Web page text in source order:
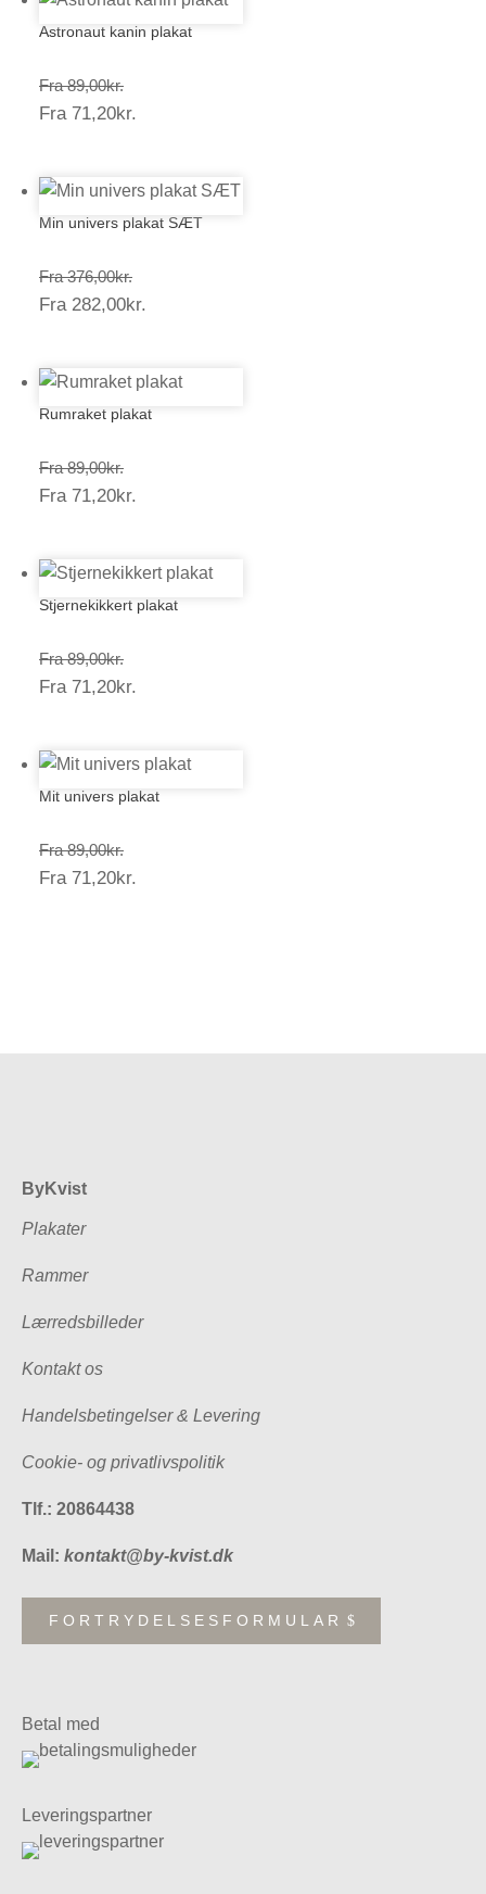
Astronaut kanin plakat
Fra 89,00kr.Prisinterval:
89,00kr.
Fra 71,20kr.
Min univers plakat SÆT
Fra 376,00kr.Prisinterval:
376,00kr.
Fra 282,00kr.
Rumraket plakat
Fra 89,00kr.Prisinterval:
89,00kr.
Fra 71,20kr.
Stjernekikkert plakat
Fra 89,00kr.Prisinterval:
89,00kr.
Fra 71,20kr.
Mit univers plakat
Fra 89,00kr.Prisinterval:
89,00kr.
Fra 71,20kr.
ByKvist
Plakater
Rammer
Lærredsbilleder
Kontakt os
Handelsbetingelser & Levering
Cookie- og privatlivspolitik
Tlf.: 20864438
Mail: kontakt@by-kvist.dk
FORTRYDELSESFORMULAR
Betal med
Leveringspartner